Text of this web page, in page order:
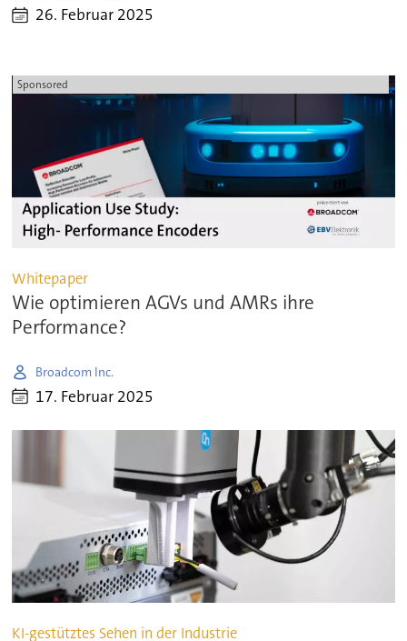
26. Februar 2025
Sponsored
Whitepaper
Wie optimieren AGVs und AMRs ihre
Performance?
Broadcom Inc.
17. Februar 2025
KI-gestütztes Sehen in der Industrie